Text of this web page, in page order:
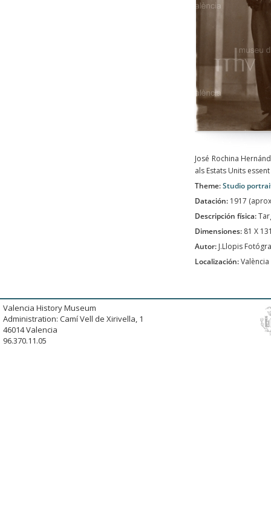
José Rochina
als Estats Units
Theme:Studio
Datación: 1917
Descripción física:
Dimensiones: 81 X
Autor: J.Llopis
Localización:València
Valencia History Museum
Administration: Camí Vell de Xirivella, 1
46014 Valencia
96.370.11.05